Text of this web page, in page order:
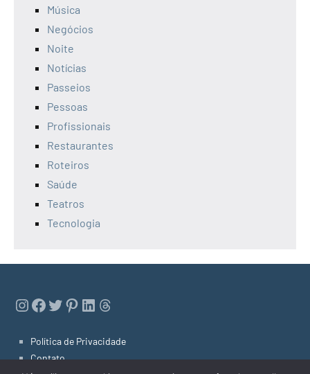
Música
Negócios
Noite
Notícias
Passeios
Pessoas
Profissionais
Restaurantes
Roteiros
Saúde
Teatros
Tecnologia
Instagram
Facebook
Twitter
Pinterest
LinkedIn
Threads
Política de Privacidade
Contato